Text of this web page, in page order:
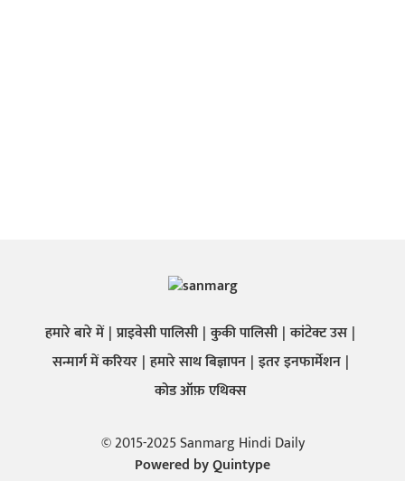
हमारे बारे में प्राइवेसी पालिसी कुकी पालिसी कांटेक्ट उस
सन्मार्ग में करियर हमारे साथ बिज्ञापन इतर इनफार्मेशन
कोड ऑफ़ एथिक्स
© 2015-2025 Sanmarg Hindi Daily
Powered byQuintype